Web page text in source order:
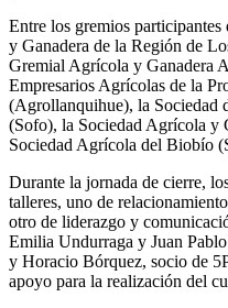
Entre los gremios
y Ganadera de la Región de
Gremial Agrícola y Ganadera
Empresarios Agrícolas de la
(Agrollanquihue), la Sociedad
(Sofo), la Sociedad Agrícola y
Sociedad Agrícola del Biobío
Durante la jornada de cierre,
talleres, uno de
otro de liderazgo y
Emilia Undurraga y Juan
y Horacio Bórquez, socio de
apoyo para la realización del